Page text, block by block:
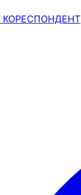
КОРЕСПОНДЕНТ